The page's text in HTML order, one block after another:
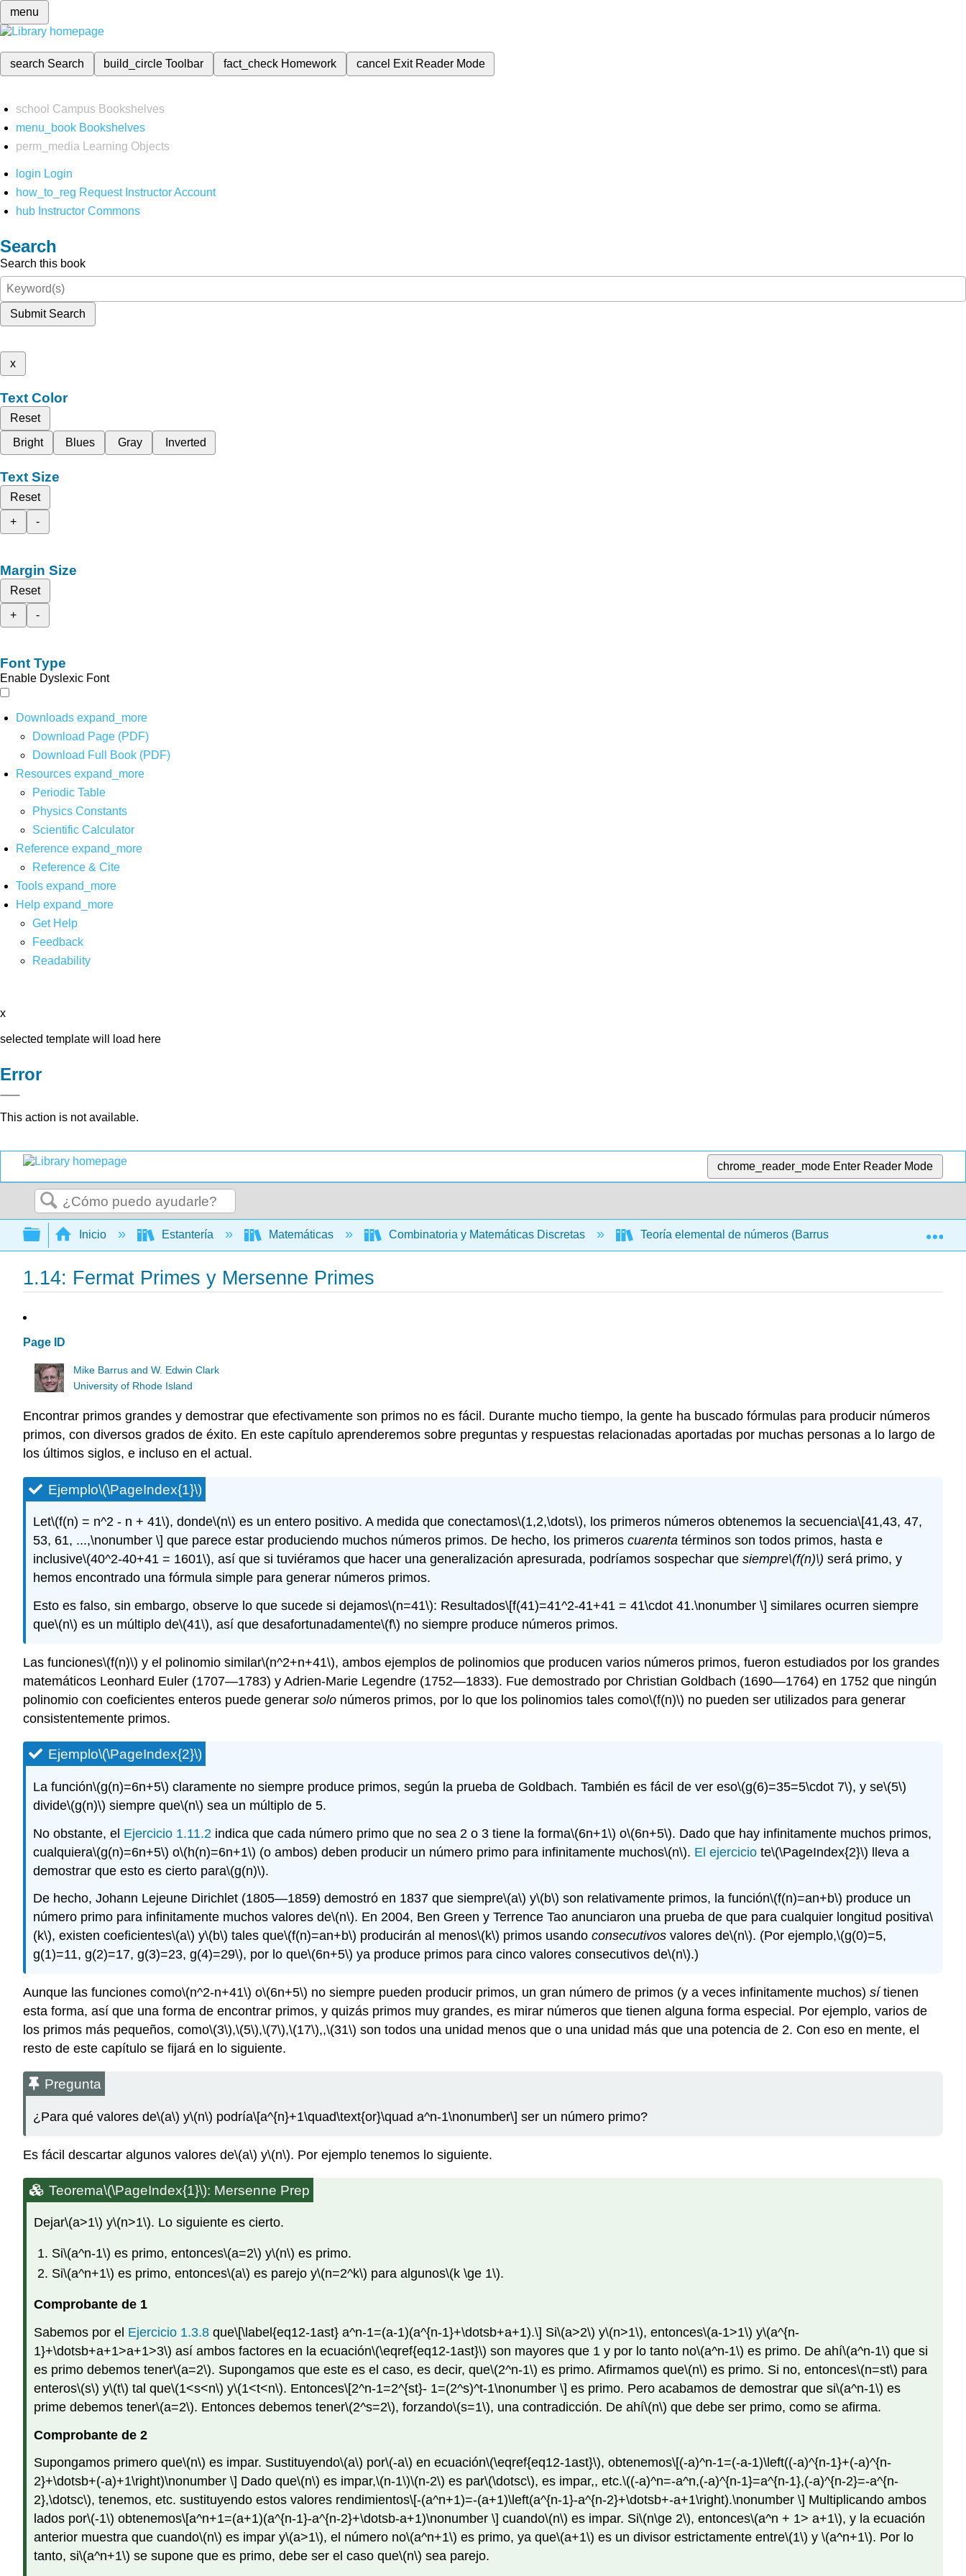
menu
search Search build_circleToolbar fact_check Homework cancel Exit Reader Mode
school Campus Bookshelves
menu_book Bookshelves
perm_media
Learning Objects
login Login
how_to_reg Request Instructor Account
hub Instructor Commons
Search
Search this book
Submit Search
x
Text Color
Reset
Bright
Blues Gray Inverted
Text Size
Reset
+
-
Margin Size
Reset
+
-
Font Type
Enable Dyslexic Font
Downloads expand_more
Download Page (PDF)
Download Full Book (PDF)
Resources expand_more
Periodic Table
Physics Constants
Scientific Calculator
Reference expand_more
Reference & Cite
Tools expand_more
Help expand_more
Get Help
Feedback
Readability
x
selected template will load here
Error
This action is not available.
chrome_reader_mode Enter Reader Mode
Buscar
Expandir/contraer jerarquía global
Inicio Estantería Matemáticas Combinatoria y Matemáticas Discretas Teoría elemental de números (Barrus y Clark) 1:
1.14: Fermat Primes y Mersenne Primes
Page ID
Mike Barrus and W. Edwin Clark
University of Rhode Island
Encontrar primos grandes y demostrar que efectivamente son primos no es fácil. Durante mucho tiempo, la gente ha buscado fórmulas para producir números
primos, con diversos grados de éxito. En este capítulo aprenderemos sobre preguntas y respuestas relacionadas aportadas por muchas personas a lo largo de
los últimos siglos, e incluso en el actual.
Ejemplo\(\PageIndex{1}\)
Let\(f(n) = n^2 - n + 41\), donde\(n\) es un entero positivo. A medida que conectamos\(1,2,\dots\), los primeros números obtenemos la secuencia\[41,43, 47,
53, 61, ...,\nonumber \] que parece estar produciendo muchos números primos. De hecho, los primeros cuarenta términos son todos primos, hasta e
inclusive\(40^2-40+41 = 1601\), así que si tuviéramos que hacer una generalización apresurada, podríamos sospechar que siempre\(f(n)\) será primo, y
hemos encontrado una fórmula simple para generar números primos.
Esto es falso, sin embargo, observe lo que sucede si dejamos\(n=41\): Resultados\[f(41)=41^2-41+41 = 41\cdot 41.\nonumber \] similares ocurren siempre
que\(n\) es un múltiplo de\(41\), así que desafortunadamente\(f\) no siempre produce números primos.
Las funciones\(f(n)\) y el polinomio similar\(n^2+n+41\), ambos ejemplos de polinomios que producen varios números primos, fueron estudiados por los grandes
matemáticos Leonhard Euler (1707—1783) y Adrien-Marie Legendre (1752—1833). Fue demostrado por Christian Goldbach (1690—1764) en 1752 que ningún
polinomio con coeficientes enteros puede generar solo números primos, por lo que los polinomios tales como\(f(n)\) no pueden ser utilizados para generar
consistentemente primos.
Ejemplo\(\PageIndex{2}\)
La función\(g(n)=6n+5\) claramente no siempre produce primos, según la prueba de Goldbach. También es fácil de ver eso\(g(6)=35=5\cdot 7\), y se\(5\)
divide\(g(n)\) siempre que\(n\) sea un múltiplo de 5.
No obstante, el Ejercicio 1.11.2 indica que cada número primo que no sea 2 o 3 tiene la forma\(6n+1\) o\(6n+5\). Dado que hay infinitamente muchos primos,
cualquiera\(g(n)=6n+5\) o\(h(n)=6n+1\) (o ambos) deben producir un número primo para infinitamente muchos\(n\). El ejercicio te\(\PageIndex{2}\) lleva a
demostrar que esto es cierto para\(g(n)\).
De hecho, Johann Lejeune Dirichlet (1805—1859) demostró en 1837 que siempre\(a\) y\(b\) son relativamente primos, la función\(f(n)=an+b\) produce un
número primo para infinitamente muchos valores de\(n\). En 2004, Ben Green y Terrence Tao anunciaron una prueba de que para cualquier longitud positiva\
(k\), existen coeficientes\(a\) y\(b\) tales que\(f(n)=an+b\) producirán al menos\(k\) primos usando consecutivos valores de\(n\). (Por ejemplo,\(g(0)=5,
g(1)=11, g(2)=17, g(3)=23, g(4)=29\), por lo que\(6n+5\) ya produce primos para cinco valores consecutivos de\(n\).)
Aunque las funciones como\(n^2-n+41\) o\(6n+5\) no siempre pueden producir primos, un gran número de primos (y a veces infinitamente muchos) sítienen
esta forma, así que una forma de encontrar primos, y quizás primos muy grandes, es mirar números que tienen alguna forma especial. Por ejemplo, varios de
los primos más pequeños, como\(3\),\(5\),\(7\),\(17\),,\(31\) son todos una unidad menos que o una unidad más que una potencia de 2. Con eso en mente, el
resto de este capítulo se fijará en lo siguiente.
Pregunta
¿Para qué valores de\(a\) y\(n\) podría\[a^{n}+1\quad\text{or}\quad a^n-1\nonumber\] ser un número primo?
Es fácil descartar algunos valores de\(a\) y\(n\). Por ejemplo tenemos lo siguiente.
Teorema\(\PageIndex{1}\): Mersenne Prep
Dejar\(a>1\) y\(n>1\). Lo siguiente es cierto.
Si\(a^n-1\) es primo, entonces\(a=2\) y\(n\) es primo.
Si\(a^n+1\) es primo, entonces\(a\) es parejo y\(n=2^k\) para algunos\(k \ge 1\).
Comprobante de 1
Sabemos por el Ejercicio 1.3.8 que\[\label{eq12-1ast} a^n-1=(a-1)(a^{n-1}+\dotsb+a+1).\] Si\(a>2\) y\(n>1\), entonces\(a-1>1\) y\(a^{n-
1}+\dotsb+a+1>a+1>3\) así ambos factores en la ecuación\(\eqref{eq12-1ast}\) son mayores que 1 y por lo tanto no\(a^n-1\) es primo. De ahí\(a^n-1\) que si
es primo debemos tener\(a=2\). Supongamos que este es el caso, es decir, que\(2^n-1\) es primo. Afirmamos que\(n\) es primo. Si no, entonces\(n=st\) para
enteros\(s\) y\(t\) tal que\(1<s<n\) y\(1<t<n\). Entonces\[2^n-1=2^{st}- 1=(2^s)^t-1\nonumber \] es primo. Pero acabamos de demostrar que si\(a^n-1\) es
prime debemos tener\(a=2\). Entonces debemos tener\(2^s=2\), forzando\(s=1\), una contradicción. De ahí\(n\) que debe ser primo, como se afirma.
Comprobante de 2
Supongamos primero que\(n\) es impar. Sustituyendo\(a\) por\(-a\) en ecuación\(\eqref{eq12-1ast}\), obtenemos\[(-a)^n-1=(-a-1)\left((-a)^{n-1}+(-a)^{n-
2}+\dotsb+(-a)+1\right)\nonumber \] Dado que\(n\) es impar,\(n-1\)\(n-2\) es par\(\dotsc\), es impar,, etc.\((-a)^n=-a^n,(-a)^{n-1}=a^{n-1},(-a)^{n-2}=-a^{n-
2},\dotsc\), tenemos, etc. sustituyendo estos valores rendimientos\[-(a^n+1)=-(a+1)\left(a^{n-1}-a^{n-2}+\dotsb+-a+1\right).\nonumber \] Multiplicando ambos
lados por\(-1\) obtenemos\[a^n+1=(a+1)(a^{n-1}-a^{n-2}+\dotsb-a+1)\nonumber \] cuando\(n\) es impar. Si\(n\ge 2\), entonces\(a^n + 1> a+1\), y la ecuación
anterior muestra que cuando\(n\) es impar y\(a>1\), el número no\(a^n+1\) es primo, ya que\(a+1\) es un divisor estrictamente entre\(1\) y \(a^n+1\). Por lo
tanto, si\(a^n+1\) se supone que es primo, debe ser el caso que\(n\) sea parejo.